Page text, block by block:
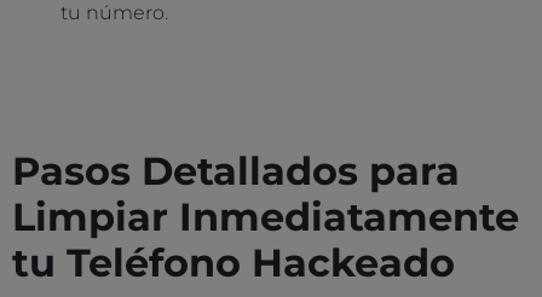
tu número.
Pasos Detallados para
Limpiar Inmediatamente
tu Teléfono Hackeado